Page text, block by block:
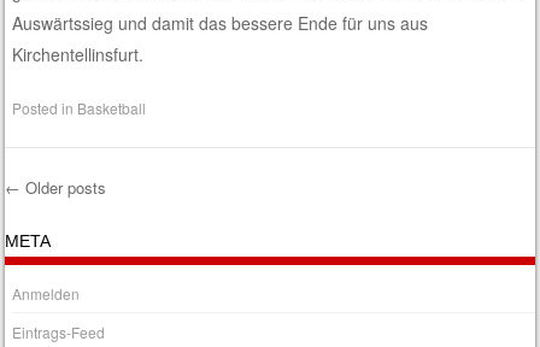
Auswärtssieg und damit das bessere Ende für uns aus
Kirchentellinsfurt.
Posted in Basketball
Post navigation
← Older posts
META
Anmelden
Eintrags-Feed